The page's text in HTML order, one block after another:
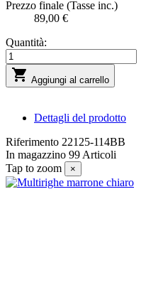
Prezzo finale (Tasse inc.)
89,00 €
Quantità:
 Aggiungi al carrello
Dettagli del prodotto
Riferimento 22125-114BB
In magazzino 99 Articoli
Tap to zoom
×